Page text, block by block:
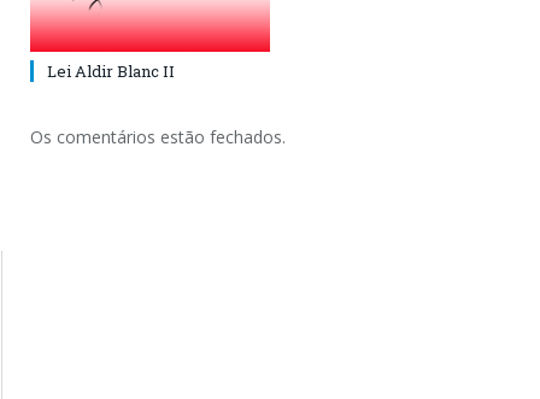
Lei Aldir Blanc II
Os comentários estão fechados.